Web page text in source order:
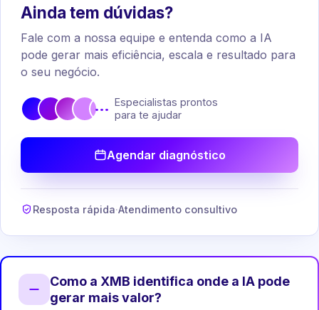
Ainda tem dúvidas?
Fale com a nossa equipe e entenda como a IA
pode gerar mais eficiência, escala e resultado para
o seu negócio.
•••
Especialistas prontos
para te ajudar
Agendar diagnóstico
Resposta rápida·Atendimento consultivo
Como a XMB identifica onde a IA pode
gerar mais valor?